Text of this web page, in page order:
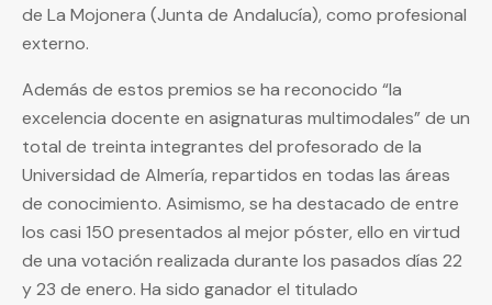
de La Mojonera (Junta de Andalucía), como profesional
externo.
Además de estos premios se ha reconocido “la
excelencia docente en asignaturas multimodales” de un
total de treinta integrantes del profesorado de la
Universidad de Almería, repartidos en todas las áreas
de conocimiento. Asimismo, se ha destacado de entre
los casi 150 presentados al mejor póster, ello en virtud
de una votación realizada durante los pasados días 22
y 23 de enero. Ha sido ganador el titulado